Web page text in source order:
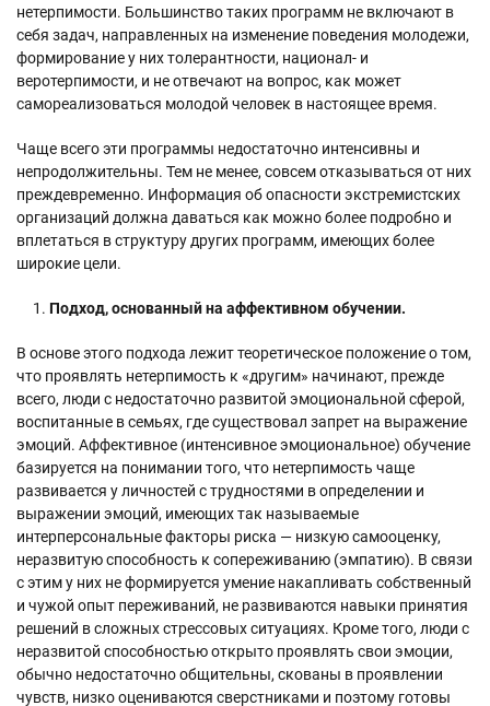
нетерпимости. Большинство таких программ не включают в
себя задач, направленных на изменение поведения молодежи,
формирование у них толерантности, национал- и
веротерпимости, и не отвечают на вопрос, как может
самореализоваться молодой человек в настоящее время.
Чаще всего эти программы недостаточно интенсивны и
непродолжительны. Тем не менее, совсем отказываться от них
преждевременно. Информация об опасности экстремистских
организаций должна даваться как можно более подробно и
вплетаться в структуру других программ, имеющих более
широкие цели.
Подход, основанный на аффективном обучении.
В основе этого подхода лежит теоретическое положение о том,
что проявлять нетерпимость к «другим» начинают, прежде
всего, люди с недостаточно развитой эмоциональной сферой,
воспитанные в семьях, где существовал запрет на выражение
эмоций. Аффективное (интенсивное эмоциональное) обучение
базируется на понимании того, что нетерпимость чаще
развивается у личностей с трудностями в определении и
выражении эмоций, имеющих так называемые
интерперсональные факторы риска — низкую самооценку,
неразвитую способность к сопереживанию (эмпатию). В связи
с этим у них не формируется умение накапливать собственный
и чужой опыт переживаний, не развиваются навыки принятия
решений в сложных стрессовых ситуациях. Кроме того, люди с
неразвитой способностью открыто проявлять свои эмоции,
обычно недостаточно общительны, скованы в проявлении
чувств, низко оцениваются сверстниками и поэтому готовы